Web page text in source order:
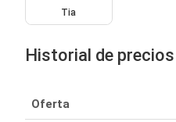
Tia
Historial de
Oferta